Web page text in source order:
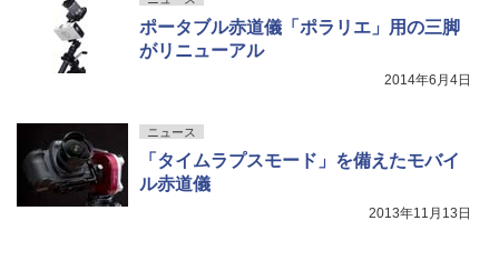
ポータブル赤道儀「ポラリエ」用の三脚
がリニューアル
2014年6月4日
ニュース
「タイムラプスモード」を備えたモバイ
ル赤道儀
2013年11月13日